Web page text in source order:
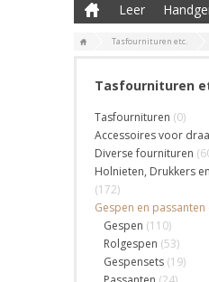
Leer
Tasfournituren etc.
Tasfournituren
Tasfournituren (0)
Accessoires voor
Diverse fournituren
Holnieten, Drukkers
(172)
Gespen en passanten
Gespen (110)
Rolgespen (53)
Gespensets (19)